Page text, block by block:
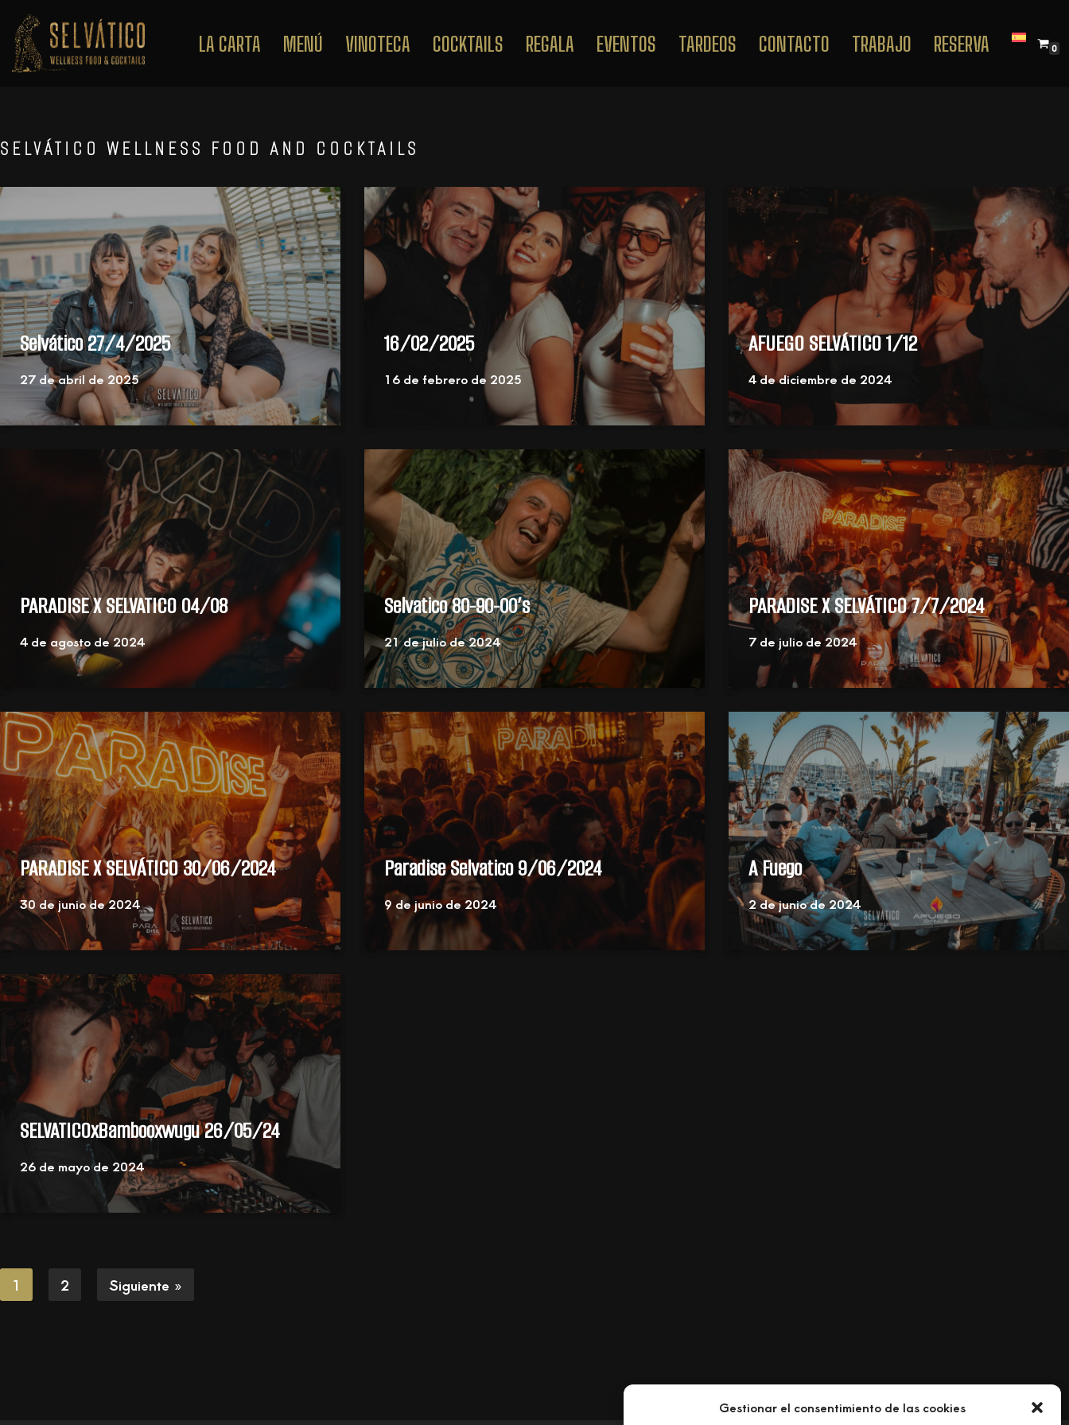
Gestionar el consentimiento de las cookies
Saltar
al
LA CARTA MENÚ VINOTECA COCKTAILS REGALA EVENTOS TARDEOS CONTACTO TRABAJO RESERVA 0
SELVÁTICO WELLNESS FOOD AND COCKTAILS
Selvático 27/4/2025
27 de abril de 2025
16/02/2025
16 de febrero de 2025
AFUEGO SELVÁTICO 1/12
4 de diciembre de 2024
PARADISE X SELVATICO 04/08
4 de agosto de 2024
Selvatico 80-90-00’s
21 de julio de 2024
PARADISE X SELVÁTICO 7/7/2024
7 de julio de 2024
PARADISE X SELVÁTICO 30/06/2024
30 de junio de 2024
Paradise Selvatico 9/06/2024
9 de junio de 2024
A Fuego
2 de junio de 2024
SELVATICOxBambooxwugu 26/05/24
26 de mayo de 2024
1 2 Siguiente »